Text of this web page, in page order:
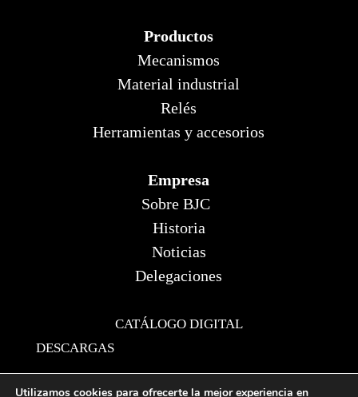
Productos
Mecanismos
Material industrial
Relés
Herramientas y accesorios
Empresa
Sobre BJC
Historia
Noticias
Delegaciones
CATÁLOGO DIGITAL
DESCARGAS
Suscríbete a nuestra newsletter
Utilizamos cookies para ofrecerte la mejor experiencia en